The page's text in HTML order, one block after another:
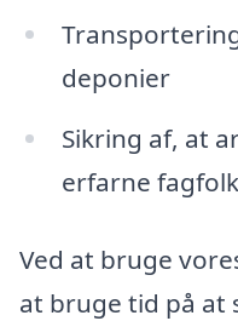
deponier
Sikring af, at
erfarne fagfolk
Ved at bruge
at bruge tid på at